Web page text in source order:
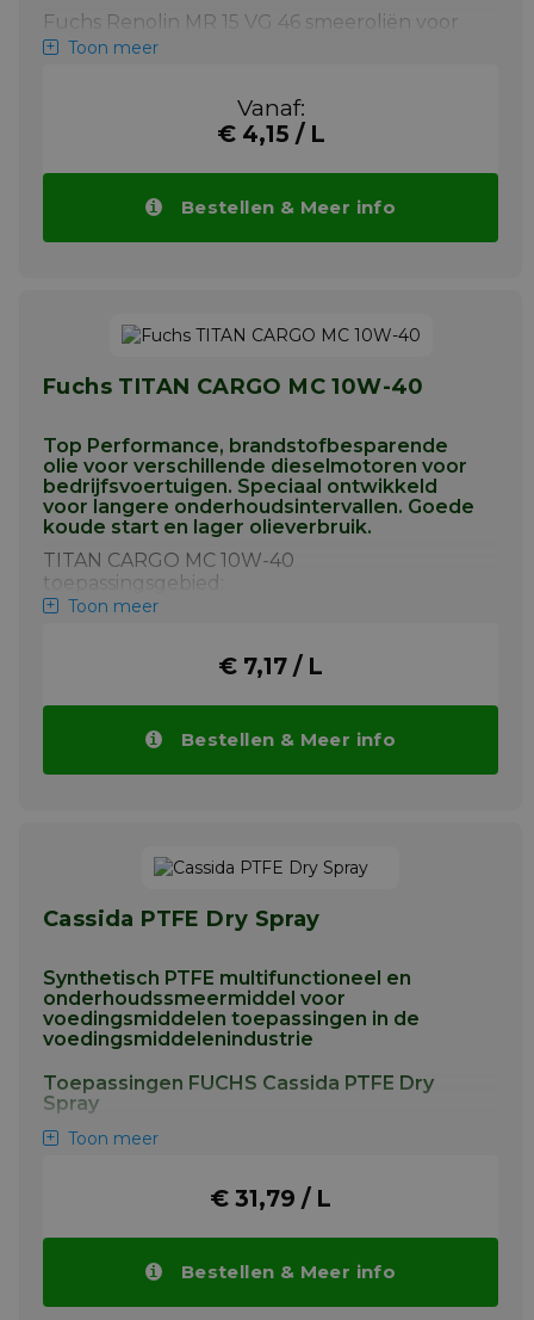
Fuchs Renolin MR 15 VG 46 smeeroliën voor
circulatie en lagersmering, uitstekend
gebruik van een reinigings- /
dispergeermiddelhydraulische olie met lage
en uitstekende corrosiewerende
eigenschappen vereist is. RENOLIN MR is ook
spindelolie, inbraakolie en
Toon meer
Vanaf:
€ 4,15 / L
Bestellen & Meer info
Fuchs TITAN CARGO MC 10W-40
Top Performance, brandstofbesparende
olie voor verschillende dieselmotoren voor
bedrijfsvoertuigen. Speciaal ontwikkeld
voor langere onderhoudsintervallen. Goede
koude start en lager olieverbruik.
TITAN CARGO MC 10W-40
toepassingsgebied:
TTITAN CARGO MC 10W-40 heeft een hoger
hoogwaardige motoroliën. Internationaal
wordt dit type olie aangeduid als UHPD
(UHPD = Ultra High Performance Diesel Oil).
Ongeacht de huidige levensduur kunnen
ook oudere dieselmotoren zonder spoeling
worden omgeschakeld naar TITAN CARGO
Toon meer
€ 7,17 / L
Bestellen & Meer info
Cassida PTFE Dry Spray
Synthetisch PTFE multifunctioneel en
onderhoudssmeermiddel voor
voedingsmiddelen toepassingen in de
voedingsmiddelenindustrie
Toepassingen FUCHS Cassida PTFE Dry
Spray
Smering van nokken, kettingen, kabels,
draaipunten, liften, katrollen,
schroefdraadonderdelen, bouten, rollen,
kranen, kleppen en vele andere bewegende
delen. Smering en bescherming van
afdichtingen, geleiders, die werken in
voedingsmiddelen, farmaceutische en
Toon meer
€ 31,79 / L
Bestellen & Meer info